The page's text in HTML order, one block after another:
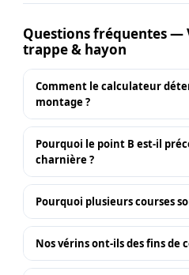
Questions fréquentes —
trappe & hayon
Comment le calculateur
montage ?
Pourquoi le point B est-il
charnière ?
Pourquoi plusieurs courses
Nos vérins ont-ils des fins de